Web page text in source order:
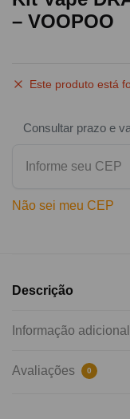
– VOOPOO
Este produto está
Consultar prazo e
Não sei meu CEP
Descrição
Informação adicional
Avaliações 0